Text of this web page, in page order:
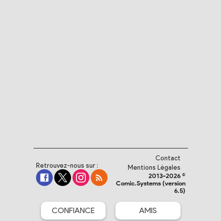
Retrouvez-nous sur :
Contact
Mentions Légales
2013-2026 ©
Comic.Systems (version
6.5)
CONFIANCE AMIS